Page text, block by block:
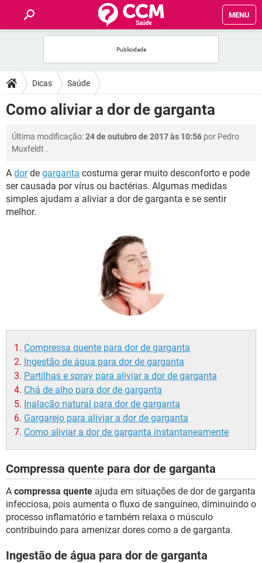
MENU
FÓRUM
SAÚDE
FAMÍLIA
BEM-ESTAR
Dicas Saúde
Como aliviar a dor de garganta
Última modificação:24 de outubro de 2017 às 10:56 por Pedro
Muxfeldt .
A dorde garganta costuma gerar muito desconforto e pode
ser causada por vírus ou bactérias. Algumas medidas
simples ajudam a aliviar a dor de garganta e se sentir
melhor.
Compressa quente para dor de garganta
Ingestão de água para dor de garganta
Partilhas e spray para aliviar a dor de garganta
Chá de alho para dor de garganta
Inalação natural para dor de garganta
Gargarejo para aliviar a dor de garganta
Como aliviar a dor de garganta instantaneamente
Compressa quente para dor de garganta
A compressa quente ajuda em situações de dor de garganta
infecciosa, pois aumenta o fluxo de sanguíneo, diminuindo o
processo inflamatório e também relaxa o músculo
contribuindo para amenizar dores como a de garganta.
Ingestão de água para dor de garganta